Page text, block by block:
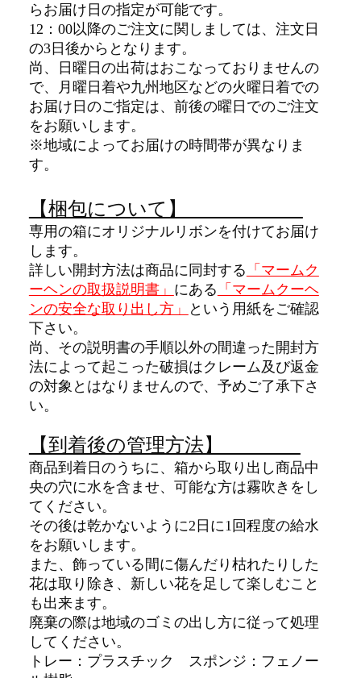
らお届け日の指定が可能です。
12：00以降のご注文に関しましては、注文日
の3日後からとなります。
尚、日曜日の出荷はおこなっておりませんの
で、月曜日着や九州地区などの火曜日着での
お届け日のご指定は、前後の曜日でのご注文
をお願いします。
※地域によってお届けの時間帯が異なりま
す。
【梱包について】
専用の箱にオリジナルリボンを付けてお届け
します。
詳しい開封方法は商品に同封する 「マームク
ーヘンの取扱説明書」 にある 「マームクーヘ
ンの安全な取り出し方」
という用紙をご確認
下さい。
尚、その説明書の手順以外の間違った開封方
法によって起こった破損はクレーム及び返金
の対象とはなりませんので、予めご了承下さ
い。
【到着後の管理方法】
商品到着日のうちに、箱から取り出し商品中
央の穴に水を含ませ、可能な方は霧吹きをし
てください。
その後は乾かないように2日に1回程度の給水
をお願いします。
また、飾っている間に傷んだり枯れたりした
花は取り除き、新しい花を足して楽しむこと
も出来ます。
廃棄の際は地域のゴミの出し方に従って処理
してください。
トレー：プラスチック スポンジ：フェノー